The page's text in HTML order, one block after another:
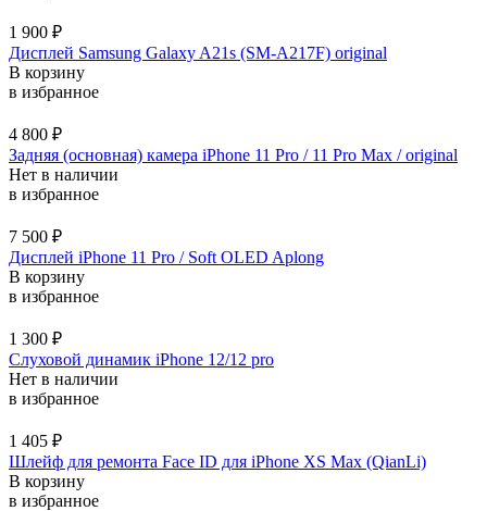
1 900 ₽
Дисплей Samsung Galaxy A21s (SM-A217F) original
В корзину
в избранное
4 800 ₽
Задняя (основная) камера iPhone 11 Pro / 11 Pro Max / original
Нет в наличии
в избранное
7 500 ₽
Дисплей iPhone 11 Pro / Soft OLED Aplong
В корзину
в избранное
1 300 ₽
Слуховой динамик iPhone 12/12 pro
Нет в наличии
в избранное
1 405 ₽
Шлейф для ремонта Face ID для iPhone XS Max (QianLi)
В корзину
в избранное